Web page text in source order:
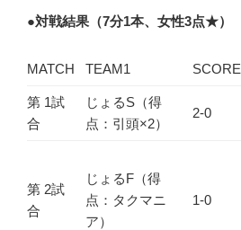
●対戦結果（7分1本、女性3点★）
MATCH TEAM1 SCORE
第 1試
合
じょるS（得
点：引頭×2）
2-0
第 2試
合
じょるF（得
点：タクマニ
ア）
1-0